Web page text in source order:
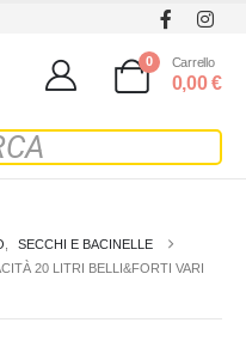
0 Carrello
0,00€
SECCHI E BACINELLE
20 LITRI BELLI&FORTI VARI